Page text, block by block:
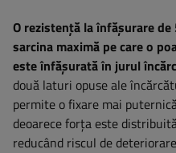
O rezistență la înfășurare
sarcina maximă pe care o
este înfășurată în jurul
două laturi opuse ale
permite o fixare mai
deoarece forța este
reducând riscul de